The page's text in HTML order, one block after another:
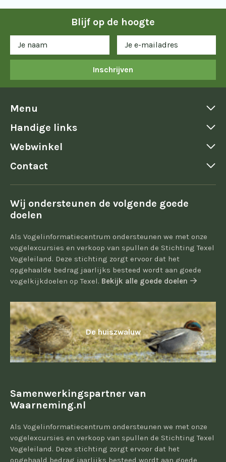
Blijf op de hoogte
Inschrijven
Menu
Handige links
Webwinkel
Contact
Wij ondersteunen de volgende goede
doelen
Als Vogelinformatiecentrum ondersteunen we met onze
vogelexcursies en verkoop van spullen de Stichting Texel
Vogeleiland. Deze stichting zorgt ervoor dat het
opgehaalde bedrag jaarlijks besteed wordt aan goede
vogelkijkdoelen op Texel. Bekijk alle goede doelen
De huiszwaluw
Samenwerkingspartner van
Waarneming.nl
Als Vogelinformatiecentrum ondersteunen we met onze
vogelexcursies en verkoop van spullen de Stichting Texel
Vogeleiland. Deze stichting zorgt ervoor dat het
opgehaald bedrag jaarlijks besteed wordt aan goede